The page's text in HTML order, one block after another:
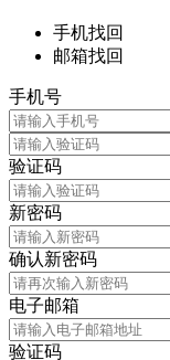
手机找回
邮箱找回
手机号
验证码
新密码
确认新密码
电子邮箱
验证码